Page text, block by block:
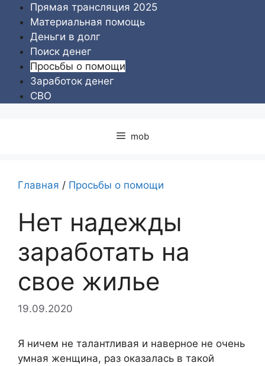
Перейти
содержимому
Прямая трансляция 2025
Материальная помощь
Деньги в долг
Поиск денег
Просьбы о помощи
Заработок денег
СВО
mob
Главная / Просьбы о помощи
Нет надежды
заработать на
свое жилье
19.09.2020
Я ничем не талантливая и наверное не очень
умная женщина, раз оказалась в такой